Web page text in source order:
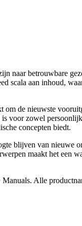
naar betrouwbare
scala aan inhoud,
de nieuwste
voor zowel
concepten biedt.
blijven van nieuwe
maakt het een
Alle